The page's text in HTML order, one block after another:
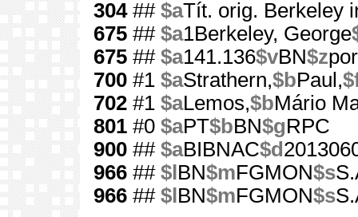
304## $aTít. orig. Berkeley
675 ## $a1Berkeley, George
675 ## $a141.136$vBN$zpor
700 #1 $aStrathern,$bPaul,
702 #1 $aLemos,$bMário
801 #0 $aPT$bBN$gRPC
900 ## $aBIBNAC$d
966 ## $l BN$mFGMON$s
966 ## $l BN$mFGMON$s